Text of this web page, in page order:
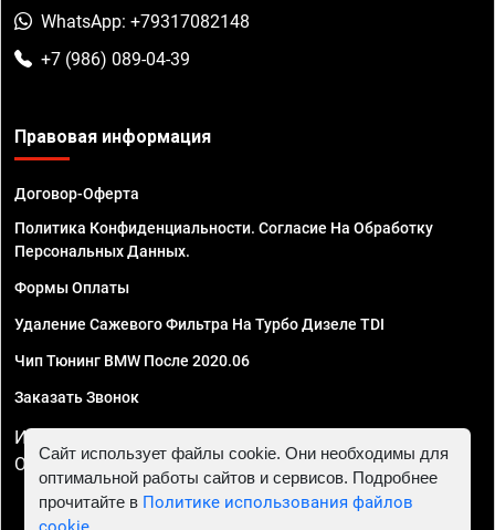
WhatsApp: +79317082148
+7 (986) 089-04-39
Правовая информация
Договор-Оферта
Политика Конфиденциальности. Согласие На Обработку
Персональных Данных.
Формы Оплаты
Удаление Сажевого Фильтра На Турбо Дизеле TDI
Чип Тюнинг BMW После 2020.06
Заказать Звонок
ИП Смирнов Георгий Павлович. ИНН 781302555843,
ОГРНИП 324470400032610
Сайт использует файлы cookie. Они необходимы для
оптимальной работы сайтов и сервисов. Подробнее
прочитайте в Политике использования файлов